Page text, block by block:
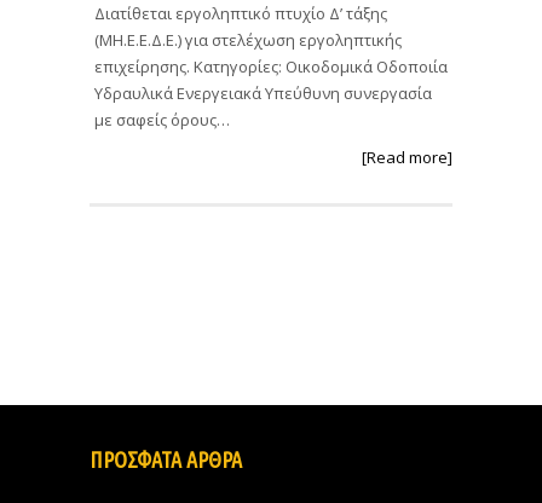
Διατίθεται εργοληπτικό πτυχίο Δ’ τάξης
(ΜΗ.Ε.Ε.Δ.Ε.) για στελέχωση εργοληπτικής
επιχείρησης. Κατηγορίες: Οικοδομικά Οδοποιία
Υδραυλικά Ενεργειακά Υπεύθυνη συνεργασία
με σαφείς όρους…
[Read more]
ΠΡΟΣΦΑΤΑ ΑΡΘΡΑ